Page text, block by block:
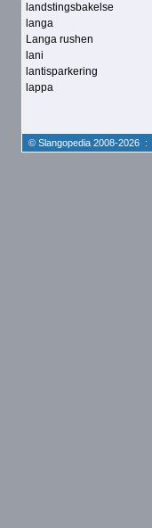
landstingsbakelse
langa
Langa rushen
lani
lantisparkering
lappa
© Slangopedia 2008-2026 :